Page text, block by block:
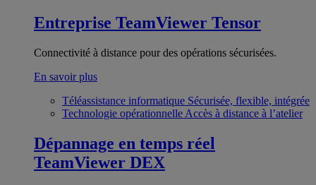
Entreprise TeamViewer Tensor
Connectivité à distance pour des opérations sécurisées.
En savoir plus
Téléassistance informatique Sécurisée, flexible, intégrée
Technologie opérationnelle Accès à distance à l’atelier
Dépannage en temps réel
TeamViewer DEX